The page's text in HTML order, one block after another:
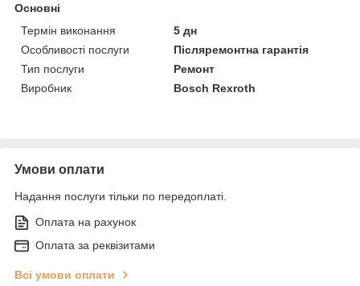
Основні
Термін виконання
5 дн
Особливості послуги
Післяремонтна гарантія
Тип послуги
Ремонт
Виробник
Bosch Rexroth
Умови оплати
Надання послуги тільки по передоплаті.
Оплата на рахунок
Оплата за реквізитами
Всі умови оплати